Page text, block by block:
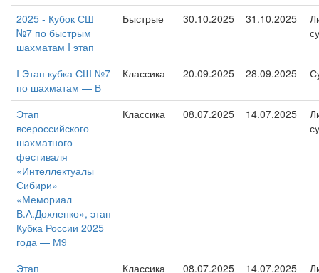
2025 - Кубок СШ
№7 по быстрым
шахматам I этап
Быстрые 30.10.2025 31.10.2025
I Этап кубка СШ №7
по шахматам — В
Классика 20.09.2025 28.09.2025
Этап
всероссийского
шахматного
фестиваля
«Интеллектуалы
Сибири»
«Мемориал
В.А.Дохленко», этап
Кубка России 2025
года — М9
Классика 08.07.2025 14.07.2025
Этап
Классика 08.07.2025 14.07.2025